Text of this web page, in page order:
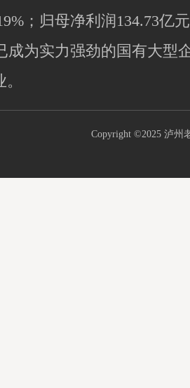
；归母净利润134.73亿
成为实力强劲的国有大型
Copyright ©2025 泸州